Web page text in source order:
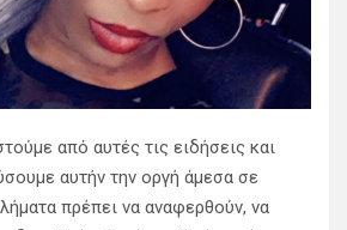
από αυτές τις ειδήσεις και
αυτήν την οργή άμεσα σε
πρέπει να αναφερθούν, να